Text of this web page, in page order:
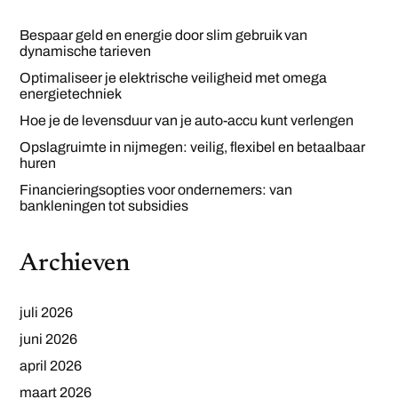
Bespaar geld en energie door slim gebruik van
dynamische tarieven
Optimaliseer je elektrische veiligheid met omega
energietechniek
Hoe je de levensduur van je auto-accu kunt verlengen
Opslagruimte in nijmegen: veilig, flexibel en betaalbaar
huren
Financieringsopties voor ondernemers: van
bankleningen tot subsidies
Archieven
juli 2026
juni 2026
april 2026
maart 2026